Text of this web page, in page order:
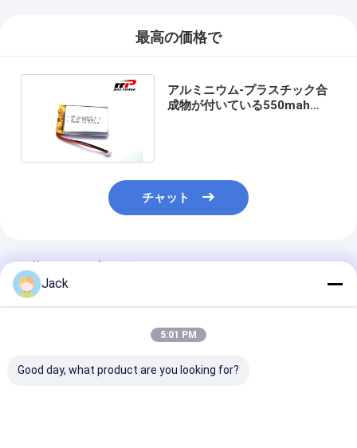
最高の価格で
アルミニウム-プラスチック合
成物が付いている550mah
チャット
推薦されたプロダクト
Jack
5:01 PM
Good day, what product are you looking for?